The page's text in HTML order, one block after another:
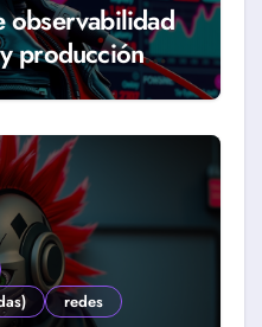
observabilidad
producción
redes